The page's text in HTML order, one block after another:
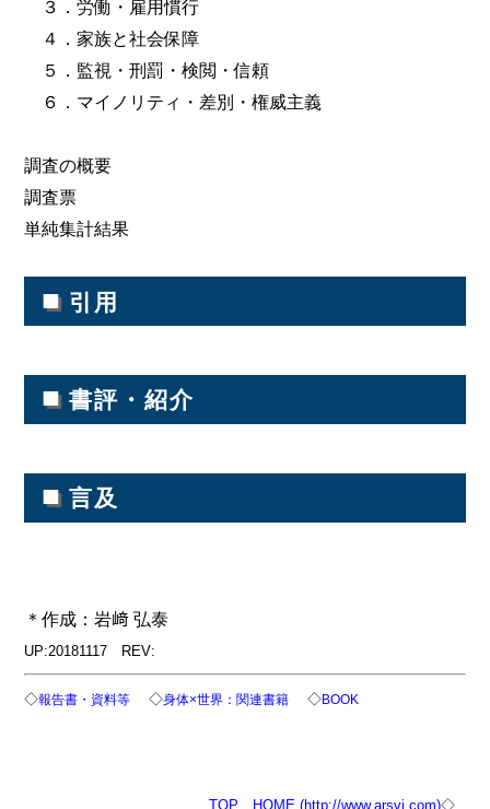
３．労働・雇用慣行
４．家族と社会保障
５．監視・刑罰・検閲・信頼
６．マイノリティ・差別・権威主義
調査の概要
調査票
単純集計結果
■ 引用
■ 書評・紹介
■ 言及
＊作成：岩﨑 弘泰
UP:20181117 REV:
◇報告書・資料等 ◇身体×世界：関連書籍 ◇BOOK
TOP HOME (http://www.arsvi.com)◇